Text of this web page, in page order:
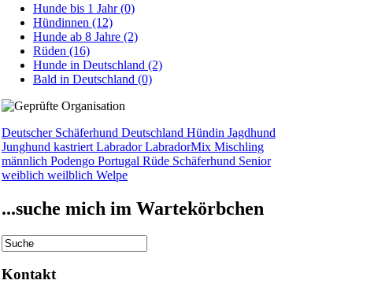
Hunde bis 1 Jahr(0)
Hündinnen (12)
Hunde ab 8 Jahre (2)
Rüden (16)
Hunde in Deutschland (2)
Bald in Deutschland (0)
Deutscher Schäferhund Deutschland Hündin Jagdhund
Junghund kastriert LabradorLabradorMix Mischling
männlich Podengo Portugal Rüde Schäferhund Senior
weiblich weilblich Welpe
...suche mich im Wartekörbchen
Kontakt